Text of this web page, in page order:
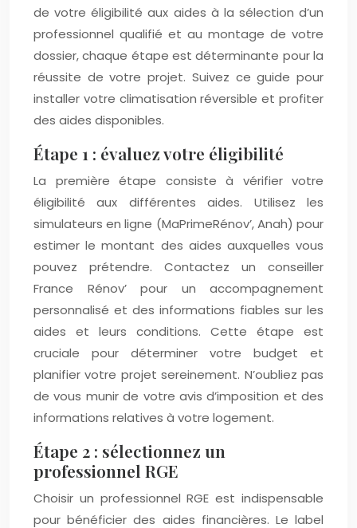
de votre éligibilité aux aides à la sélection d’un
professionnel qualifié et au montage de votre
dossier, chaque étape est déterminante pour la
réussite de votre projet. Suivez ce guide pour
installer votre climatisation réversible et profiter
des aides disponibles.
Étape 1 : évaluez votre éligibilité
La première étape consiste à vérifier votre
éligibilité aux différentes aides. Utilisez les
simulateurs en ligne (MaPrimeRénov’, Anah) pour
estimer le montant des aides auxquelles vous
pouvez prétendre. Contactez un conseiller
France Rénov’ pour un accompagnement
personnalisé et des informations fiables sur les
aides et leurs conditions. Cette étape est
cruciale pour déterminer votre budget et
planifier votre projet sereinement. N’oubliez pas
de vous munir de votre avis d’imposition et des
informations relatives à votre logement.
Étape 2 : sélectionnez un
professionnel RGE
Choisir un professionnel RGE est indispensable
pour bénéficier des aides financières. Le label